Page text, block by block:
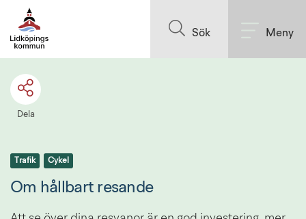
Sök Meny
Dela
Trafik Cykel
Om hållbart resande